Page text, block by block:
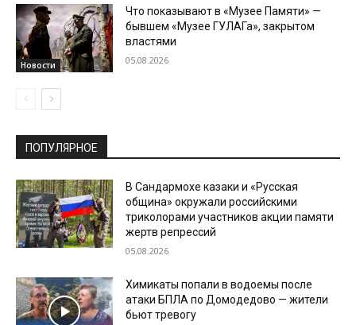
Новости
Что показывают в «Музее Памяти» —
бывшем «Музее ГУЛАГа», закрытом
властями
05.08.2026
ПОПУЛЯРНОЕ
В Сандармохе казаки и «Русская
община» окружали российскими
триколорами участников акции памяти
жертв репрессий
05.08.2026
Химикаты попали в водоемы после
атаки БПЛА по Домодедово — жители
бьют тревогу